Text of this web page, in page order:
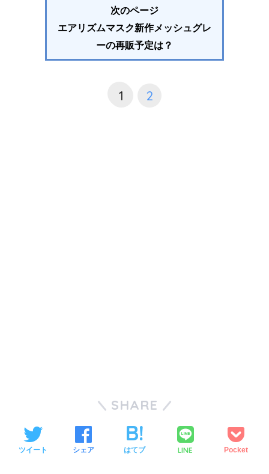
次のページ
エアリズムマスク新作メッシュグレ
ーの再販予定は？
1 2
SHARE
ツイート シェア はてブ LINE Pocket